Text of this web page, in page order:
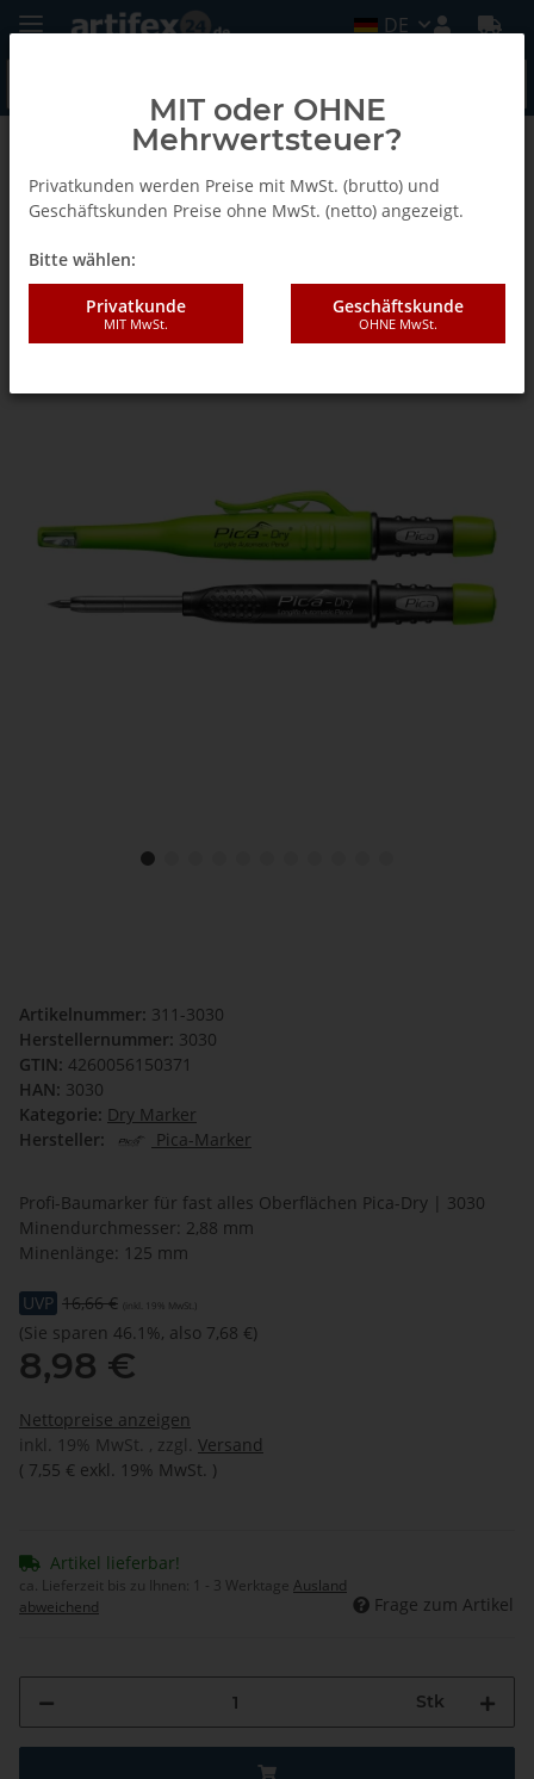
DE
Zurück zur Liste Dry Marker
Pica Dry Baumarker | 3030
Artikelnummer: 311-3030
Herstellernummer: 3030
GTIN: 4260056150371
HAN: 3030
Kategorie: Dry Marker
Hersteller:
Pica-Marker
Profi-Baumarker für fast alles Oberflächen Pica-Dry | 3030
Minendurchmesser: 2,88 mm
Minenlänge: 125 mm
UVP 16,66 € (inkl. 19% MwSt.)
(Sie sparen 46.1%, also 7,68 €)
8,98 €
Nettopreise anzeigen
inkl. 19% MwSt. , zzgl. Versand
( 7,55 € exkl. 19% MwSt. )
Artikel lieferbar!
ca. Lieferzeit bis zu Ihnen: 1 - 3 Werktage Ausland
abweichend
Frage zum Artikel
Stk
MIT oder OHNE
Mehrwertsteuer?
Privatkunden werden Preise mit MwSt. (brutto) und
Geschäftskunden Preise ohne MwSt. (netto) angezeigt.
Bitte wählen:
Privatkunde
MIT MwSt.
Geschäftskunde
OHNE MwSt.